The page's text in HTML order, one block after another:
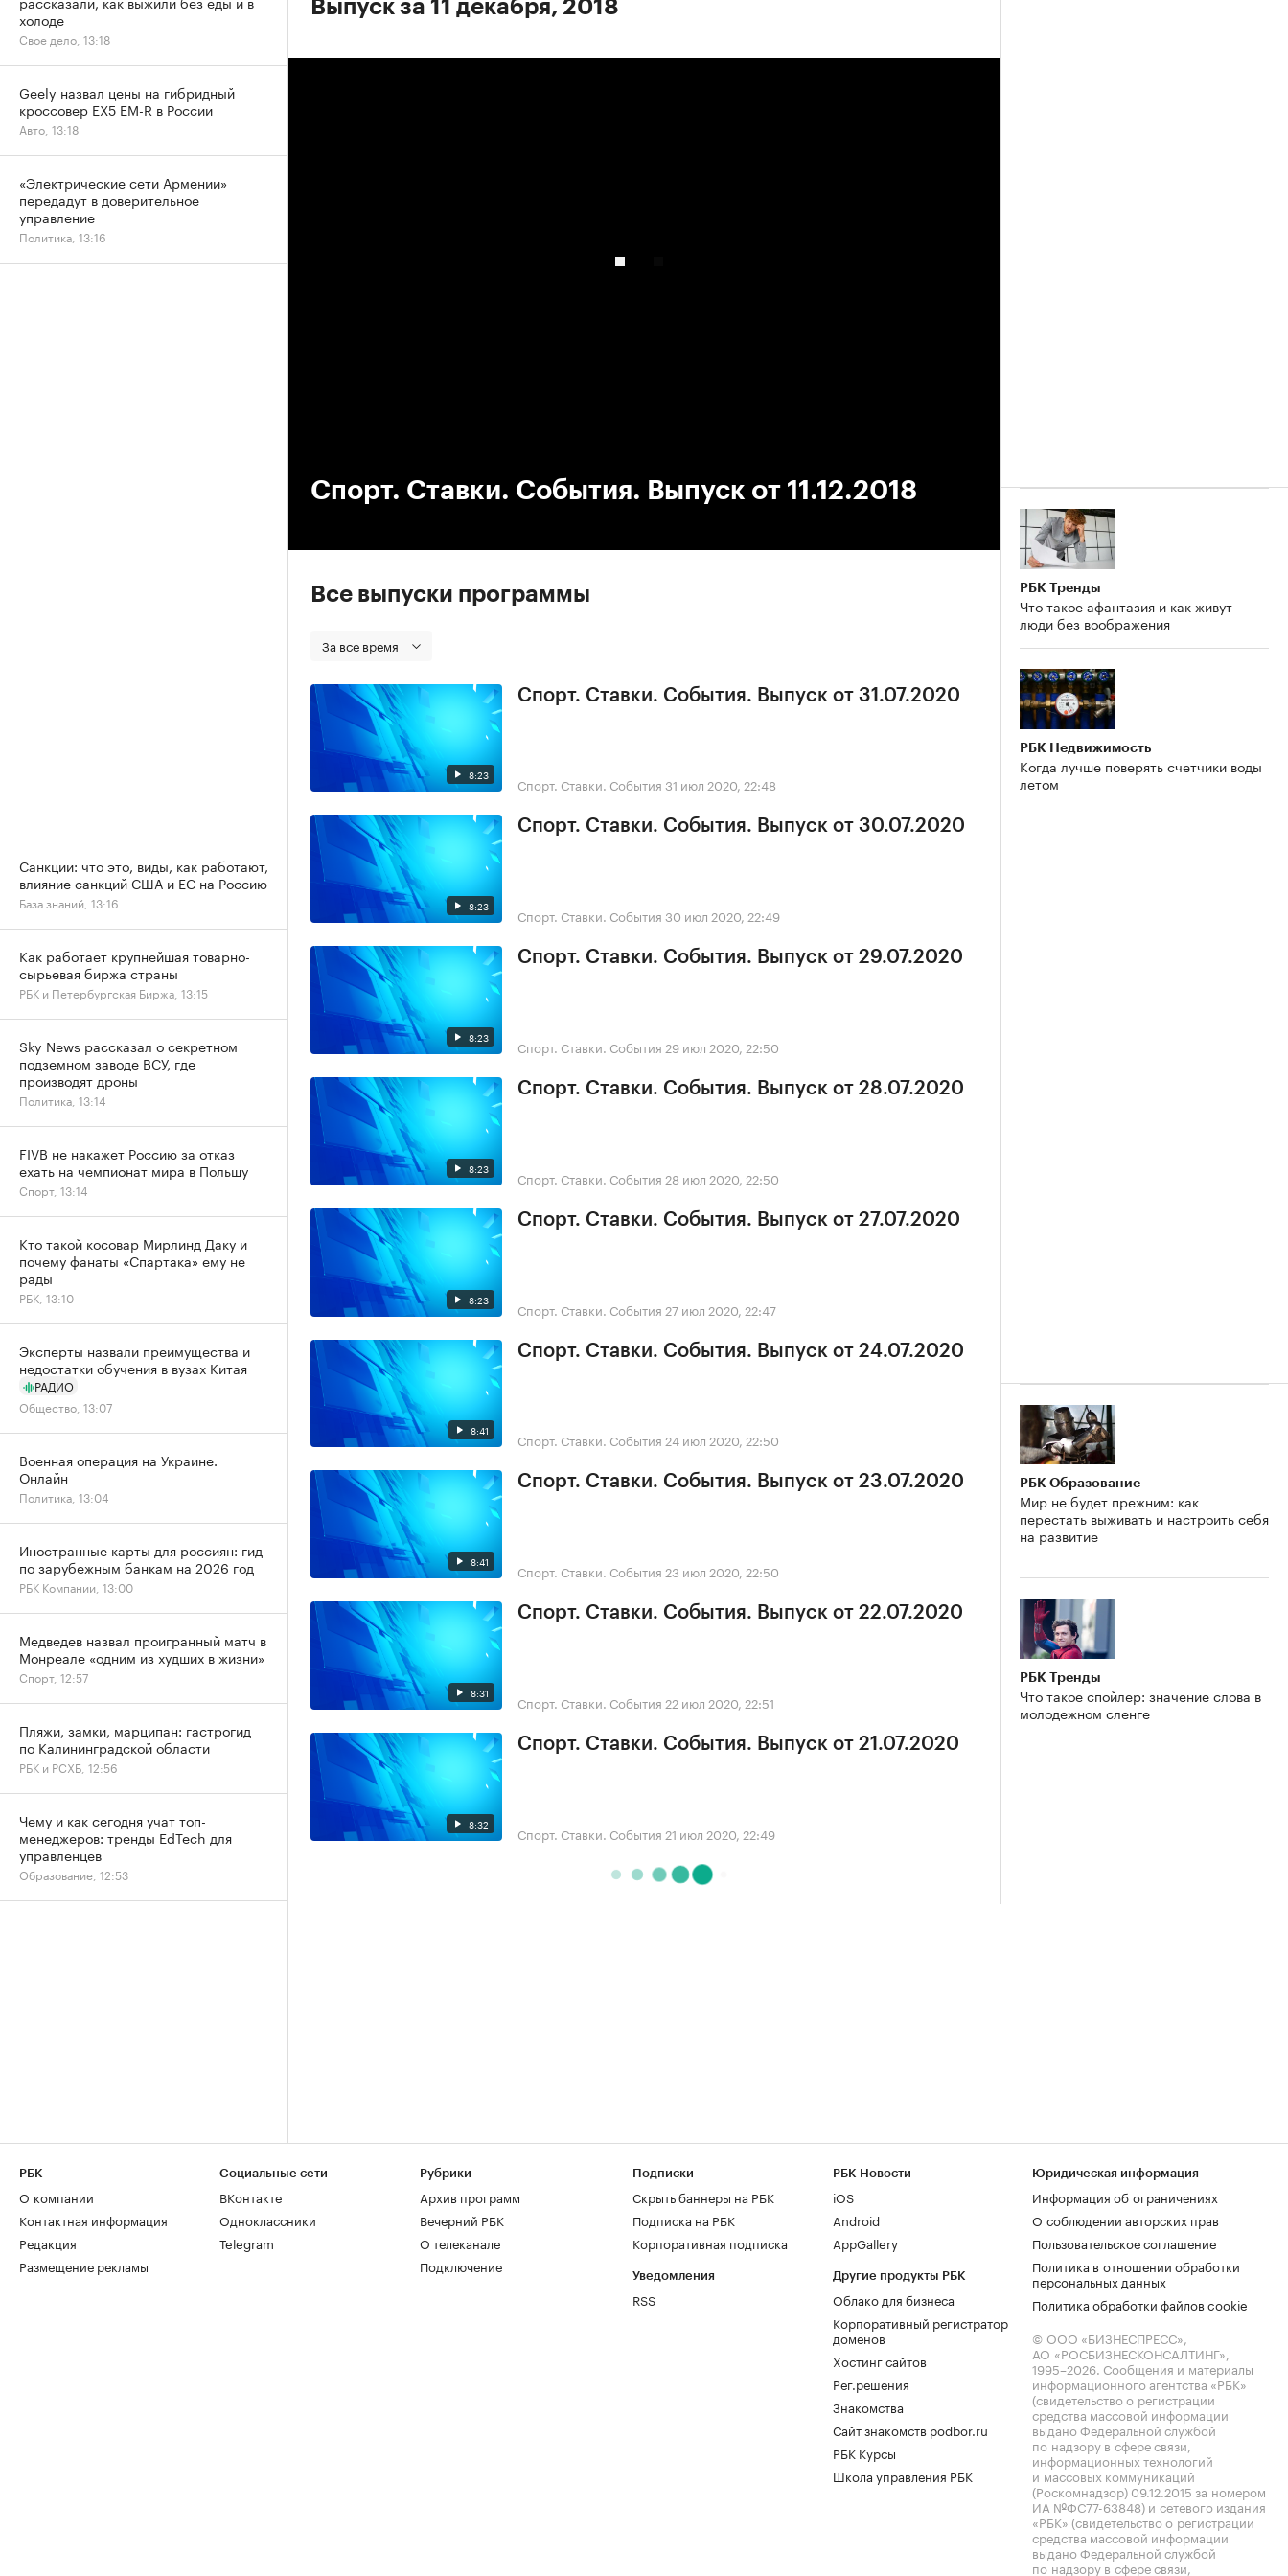
Выпуск за 11 декабря, 2018
Спорт. Ставки. События. Выпуск от 11.12.2018
Все выпуски программы
За все время
8:23
Спорт. Ставки. События. Выпуск от 31.07.2020
Спорт. Ставки. События 31 июл 2020, 22:48
8:23
Спорт. Ставки. События. Выпуск от 30.07.2020
Спорт. Ставки. События 30 июл 2020, 22:49
8:23
Спорт. Ставки. События. Выпуск от 29.07.2020
Спорт. Ставки. События 29 июл 2020, 22:50
8:23
Спорт. Ставки. События. Выпуск от 28.07.2020
Спорт. Ставки. События 28 июл 2020, 22:50
8:23
Спорт. Ставки. События. Выпуск от 27.07.2020
Спорт. Ставки. События 27 июл 2020, 22:47
8:41
Спорт. Ставки. События. Выпуск от 24.07.2020
Спорт. Ставки. События 24 июл 2020, 22:50
8:41
Спорт. Ставки. События. Выпуск от 23.07.2020
Спорт. Ставки. События 23 июл 2020, 22:50
8:31
Спорт. Ставки. События. Выпуск от 22.07.2020
Спорт. Ставки. События 22 июл 2020, 22:51
8:32
Спорт. Ставки. События. Выпуск от 21.07.2020
Спорт. Ставки. События 21 июл 2020, 22:49
РБК Тренды
Что такое афантазия и как живут
люди без воображения
РБК Недвижимость
Когда лучше поверять счетчики воды
летом
РБК Образование
Мир не будет прежним: как
перестать выживать и настроить себя
на развитие
РБК Тренды
Что такое спойлер: значение слова в
молодежном сленге
холоде
Свое дело, 13:18
Geely назвал цены на гибридный
кроссовер EX5 EM-R в России
Авто, 13:18
«Электрические сети Армении»
передадут в доверительное
управление
Политика, 13:16
Санкции: что это, виды, как работают,
влияние санкций США и ЕС на Россию
База знаний, 13:16
Как работает крупнейшая товарно-
сырьевая биржа страны
РБК и Петербургская Биржа, 13:15
Sky News рассказал о секретном
подземном заводе ВСУ, где
производят дроны
Политика, 13:14
FIVB не накажет Россию за отказ
ехать на чемпионат мира в Польшу
Спорт, 13:14
Кто такой косовар Мирлинд Даку и
почему фанаты «Спартака» ему не
рады
РБК, 13:10
Эксперты назвали преимущества и
недостатки обучения в вузах Китая
РАДИО
Общество, 13:07
Военная операция на Украине.
Онлайн
Политика, 13:04
Иностранные карты для россиян: гид
по зарубежным банкам на 2026 год
РБК Компании, 13:00
Медведев назвал проигранный матч в
Монреале «одним из худших в жизни»
Спорт, 12:57
Пляжи, замки, марципан: гастрогид
по Калининградской области
РБК и РСХБ, 12:56
Чему и как сегодня учат топ-
менеджеров: тренды EdTech для
управленцев
Образование, 12:53
РБК
О компании
Контактная информация
Редакция
Размещение рекламы
Социальные сети
ВКонтакте
Одноклассники
Telegram
Рубрики
Архив программ
Вечерний РБК
О телеканале
Подключение
Подписки
Скрыть баннеры на РБК
Подписка на РБК
Корпоративная подписка
Уведомления
RSS
РБК Новости
iOS
Android
AppGallery
Другие продукты РБК
Облако для бизнеса
Корпоративный регистратор
доменов
Хостинг сайтов
Рег.решения
Знакомства
Сайт знакомств podbor.ru
РБК Курсы
Школа управления РБК
Юридическая информация
Информация об ограничениях
О соблюдении авторских прав
Пользовательское соглашение
Политика в отношении обработки
персональных данных
Политика обработки файлов cookie
© ООО «БИЗНЕСПРЕСС»,
АО «РОСБИЗНЕСКОНСАЛТИНГ»,
1995–2026. Сообщения и материалы
информационного агентства «РБК»
(свидетельство о регистрации
средства массовой информации
выдано Федеральной службой
по надзору в сфере связи,
информационных технологий
и массовых коммуникаций
(Роскомнадзор) 09.12.2015 за номером
ИА №ФС77-63848) и сетевого издания
«РБК» (свидетельство о регистрации
средства массовой информации
выдано Федеральной службой
по надзору в сфере связи,